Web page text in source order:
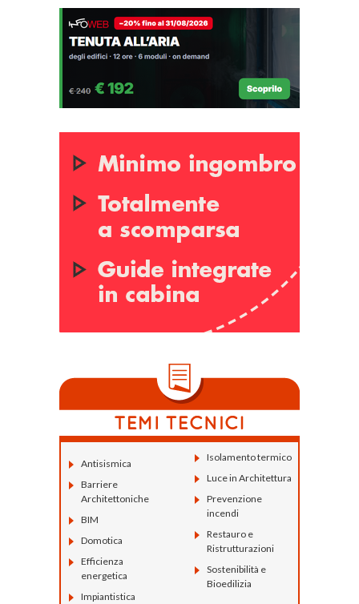
Antisismica
Barriere
Architettoniche
BIM
Domotica
Efficienza
energetica
Impiantistica
Isolamento termico
Luce in Architettura
Prevenzione
incendi
Restauro e
Ristrutturazioni
Sostenibilità e
Bioedilizia